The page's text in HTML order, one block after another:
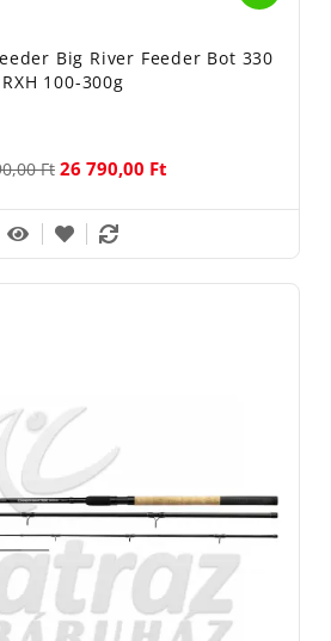
Big River Feeder Bot 330
RXH 100-300g
Ft 26 790,00 Ft